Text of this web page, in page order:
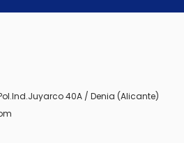
40A / Denia (Alicante)